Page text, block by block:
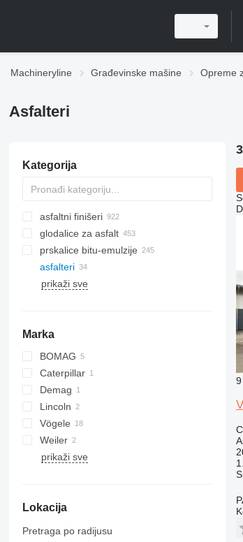
Machineryline Građevinske mašine Opreme
Asfalteri
Kategorija
asfaltni finišeri
asfaltni finišeri gusjeničari
asfaltni finišeri točkaši
glodalice za asfalt
prskalice bitu-emulzije
asfalteri
prikaži sve
Marka
BOMAG
Caterpillar
PM
Demag
DF
Lincoln
Vögele
MT
Weiler
W-series
prikaži sve
Lokacija
Pretraga po radijusu
9